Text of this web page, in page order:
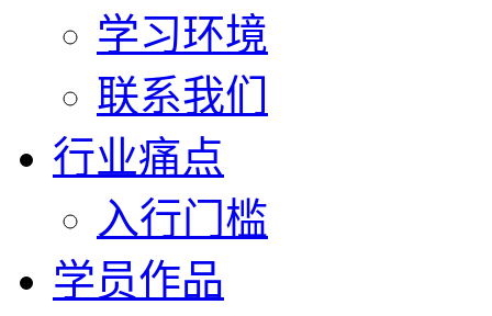
学习环境
联系我们
行业痛点
入行门槛
学员作品